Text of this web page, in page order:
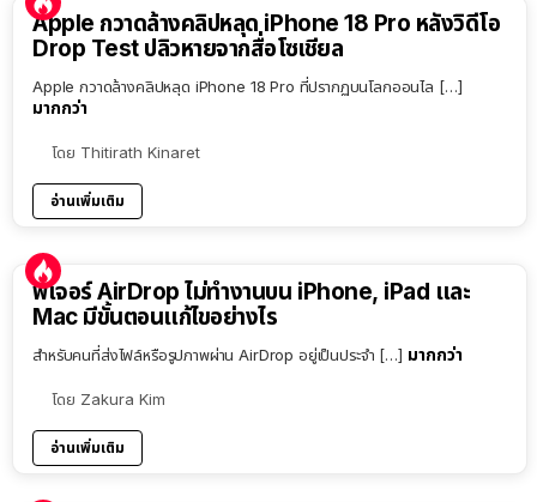
Apple กวาดล้างคลิปหลุด iPhone 18 Pro หลังวิดีโอ
Drop Test ปลิวหายจากสื่อโซเชียล
Apple กวาดล้างคลิปหลุด iPhone 18 Pro ที่ปรากฏบนโลกออนไล […]
มากกว่า
โดย Thitirath Kinaret
อ่านเพิ่มเติม
ฟีเจอร์ AirDrop ไม่ทำงานบน iPhone, iPad และ
Mac มีขั้นตอนแก้ไขอย่างไร
สำหรับคนที่ส่งไฟล์หรือรูปภาพผ่าน AirDrop อยู่เป็นประจำ […] มากกว่า
โดย Zakura Kim
อ่านเพิ่มเติม